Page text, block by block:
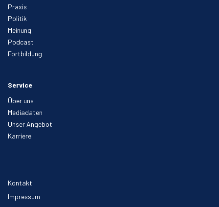
Praxis
Politik
Meinung
Podcast
Fortbildung
Service
Über uns
Mediadaten
Unser Angebot
Karriere
Kontakt
Impressum